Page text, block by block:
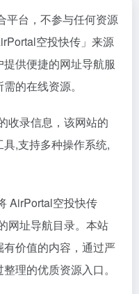
平台，不参与任何资源
空投快传」来源
供便捷的网址导航服
的在线资源。
收录信息，该网站的
,支持多种操作系统,
AirPortal空投快传
网址导航目录。本站
价值的内容，通过严
理的优质资源入口。